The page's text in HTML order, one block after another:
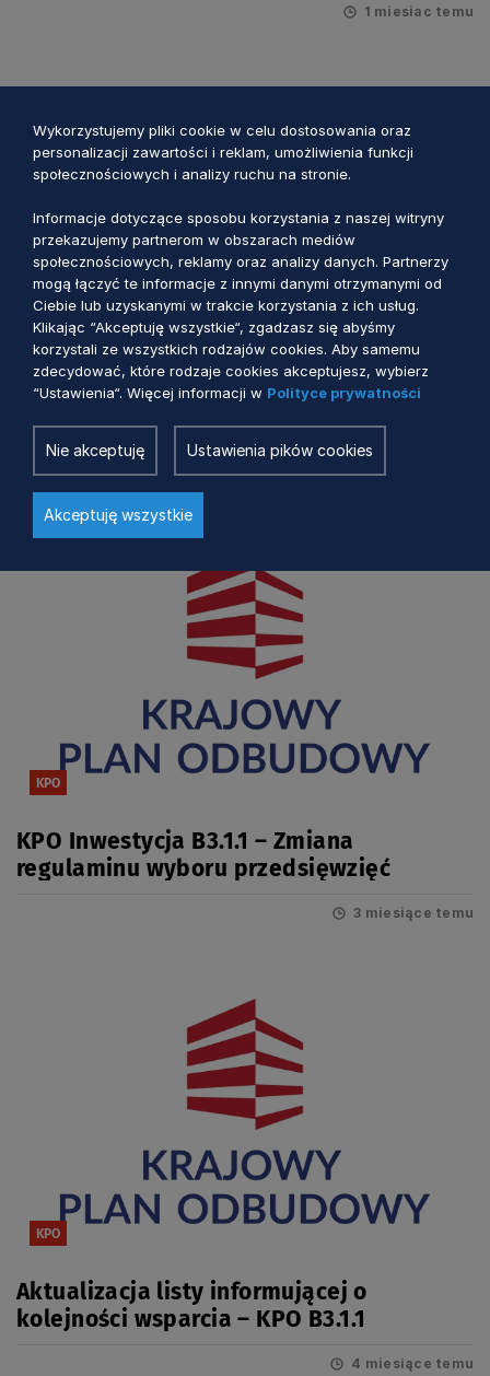
1 miesiac temu
KPO
Zmiana regulaminu wyboru
KPO
KPO Inwestycja B3.1.1 – Zmiana
regulaminu wyboru przedsięwzięć
3 miesiące temu
KPO
Aktualizacja listy informującej o
kolejności wsparcia – KPO B3.1.1
4 miesiące temu
Wykorzystujemy pliki cookie w celu dostosowania oraz
personalizacji zawartości i reklam, umożliwienia funkcji
społecznościowych i analizy ruchu na stronie.
Informacje dotyczące sposobu korzystania z naszej witryny
przekazujemy partnerom w obszarach mediów
społecznościowych, reklamy oraz analizy danych. Partnerzy
mogą łączyć te informacje z innymi danymi otrzymanymi od
Ciebie lub uzyskanymi w trakcie korzystania z ich usług.
Klikając “Akceptuję wszystkie“, zgadzasz się abyśmy
korzystali ze wszystkich rodzajów cookies. Aby samemu
zdecydować, które rodzaje cookies akceptujesz, wybierz
“Ustawienia“. Więcej informacji w Polityce prywatności
Nie akceptuję Ustawienia pików cookies
Akceptuję wszystkie